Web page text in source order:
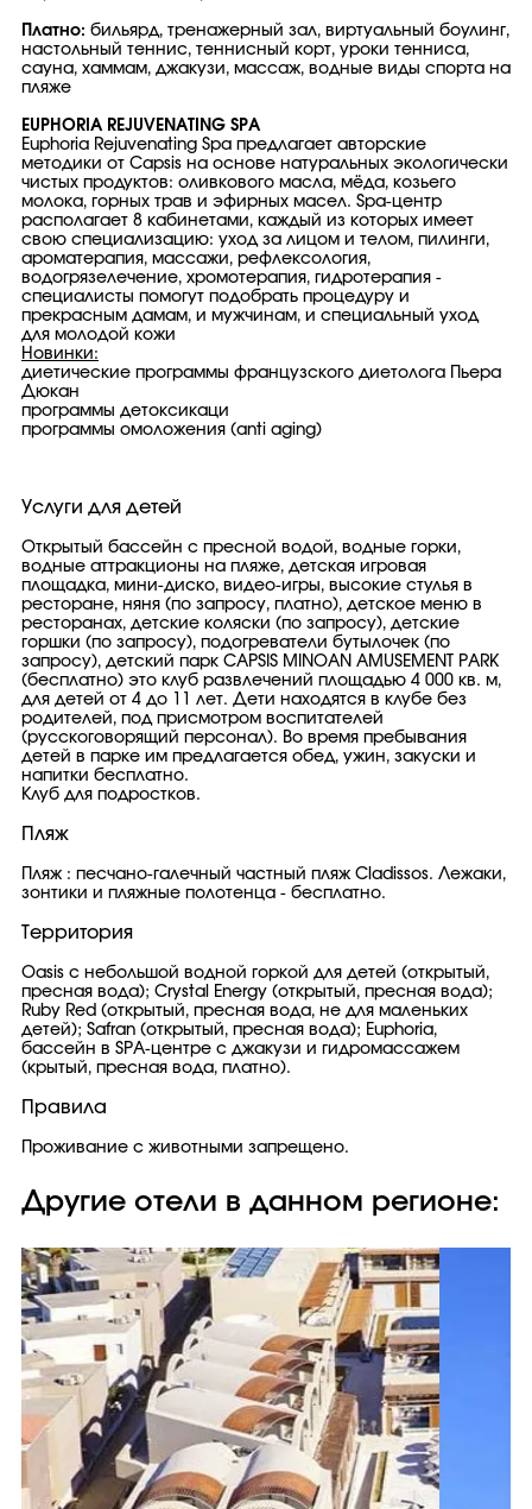
Платно: бильярд, тренажерный зал, виртуальный боулинг,
настольный теннис, теннисный корт, уроки тенниса,
сауна, хаммам, джакузи, массаж, водные виды спорта на
пляже
EUPHORIA REJUVENATING SPA
Euphoria Rejuvenating Spa предлагает авторские
методики от Capsis на основе натуральных экологически
чистых продуктов: оливкового масла, мёда, козьего
молока, горных трав и эфирных масел. Spa-центр
располагает 8 кабинетами, каждый из которых имеет
свою специализацию: уход за лицом и телом, пилинги,
ароматерапия, массажи, рефлексология,
водогрязелечение, хромотерапия, гидротерапия -
специалисты помогут подобрать процедуру и
прекрасным дамам, и мужчинам, и специальный уход
для молодой кожи
Новинки:
диетические программы французского диетолога Пьера
Дюкан
программы детоксикаци
программы омоложения (anti aging)
Услуги для детей
Открытый бассейн с пресной водой, водные горки,
водные аттракционы на пляже, детская игровая
площадка, мини-диско, видео-игры, высокие стулья в
ресторане, няня (по запросу, платно), детское меню в
ресторанах, детские коляски (по запросу), детские
горшки (по запросу), подогреватели бутылочек (по
запросу), детский парк CAPSIS MINOAN AMUSEMENT PARK
(бесплатно) это клуб развлечений площадью 4 000 кв. м,
для детей от 4 до 11 лет. Дети находятся в клубе без
родителей, под присмотром воспитателей
(русскоговорящий персонал). Во время пребывания
детей в парке им предлагается обед, ужин, закуски и
напитки бесплатно.
Клуб для подростков.
Пляж
Пляж : песчано-галечный частный пляж Cladissos. Лежаки,
зонтики и пляжные полотенца - бесплатно.
Территория
Oasis c небольшой водной горкой для детей (открытый,
пресная вода); Crystal Energy (открытый, пресная вода);
Ruby Red (открытый, пресная вода, не для маленьких
детей); Safran (открытый, пресная вода); Euphoria,
бассейн в SPA-центре с джакузи и гидромассажем
(крытый, пресная вода, платно).
Правила
Проживание с животными запрещено.
Другие отели в данном регионе: